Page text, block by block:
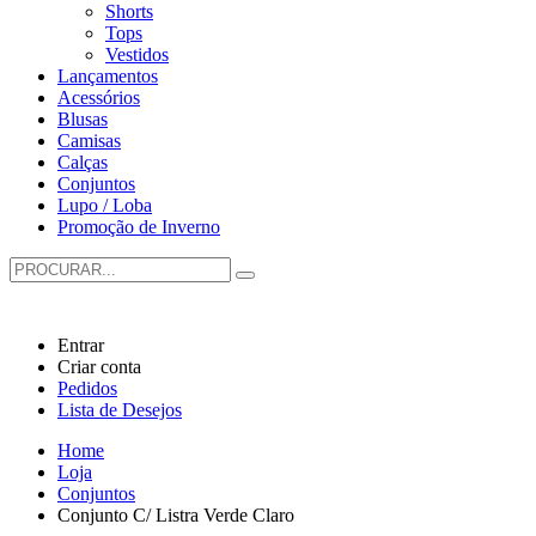
Shorts
Tops
Vestidos
Lançamentos
Acessórios
Blusas
Camisas
Calças
Conjuntos
Lupo / Loba
Promoção de Inverno
Entrar
Criar conta
Pedidos
Lista de Desejos
Home
Loja
Conjuntos
Conjunto C/ Listra Verde Claro